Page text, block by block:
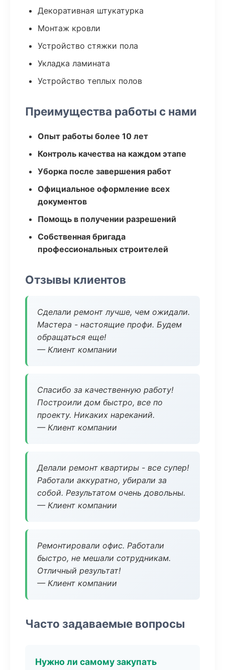
Декоративная штукатурка
Монтаж кровли
Устройство стяжки пола
Укладка ламината
Устройство теплых полов
Преимущества работы с нами
Опыт работы более 10 лет
Контроль качества на каждом этапе
Уборка после завершения работ
Официальное оформление всех
документов
Помощь в получении разрешений
Собственная бригада
профессиональных строителей
Отзывы клиентов
Сделали ремонт лучше, чем ожидали.
Мастера - настоящие профи. Будем
обращаться еще!
— Клиент компании
Спасибо за качественную работу!
Построили дом быстро, все по
проекту. Никаких нареканий.
— Клиент компании
Делали ремонт квартиры - все супер!
Работали аккуратно, убирали за
собой. Результатом очень довольны.
— Клиент компании
Ремонтировали офис. Работали
быстро, не мешали сотрудникам.
Отличный результат!
— Клиент компании
Часто задаваемые вопросы
Нужно ли самому закупать